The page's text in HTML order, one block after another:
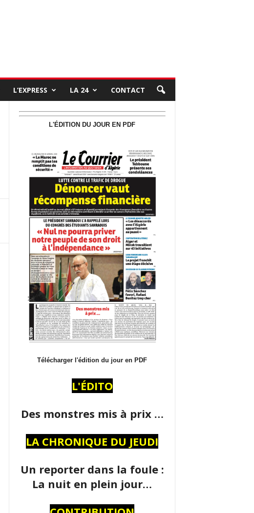
L’EXPRESS LA 24 CONTACT
L'ÉDITION DU JOUR EN PDF
Télécharger l'édition du jour en PDF
L'ÉDITO
Des monstres mis à prix …
LA CHRONIQUE DU JEUDI
Un reporter dans la foule :
La nuit en plein jour…